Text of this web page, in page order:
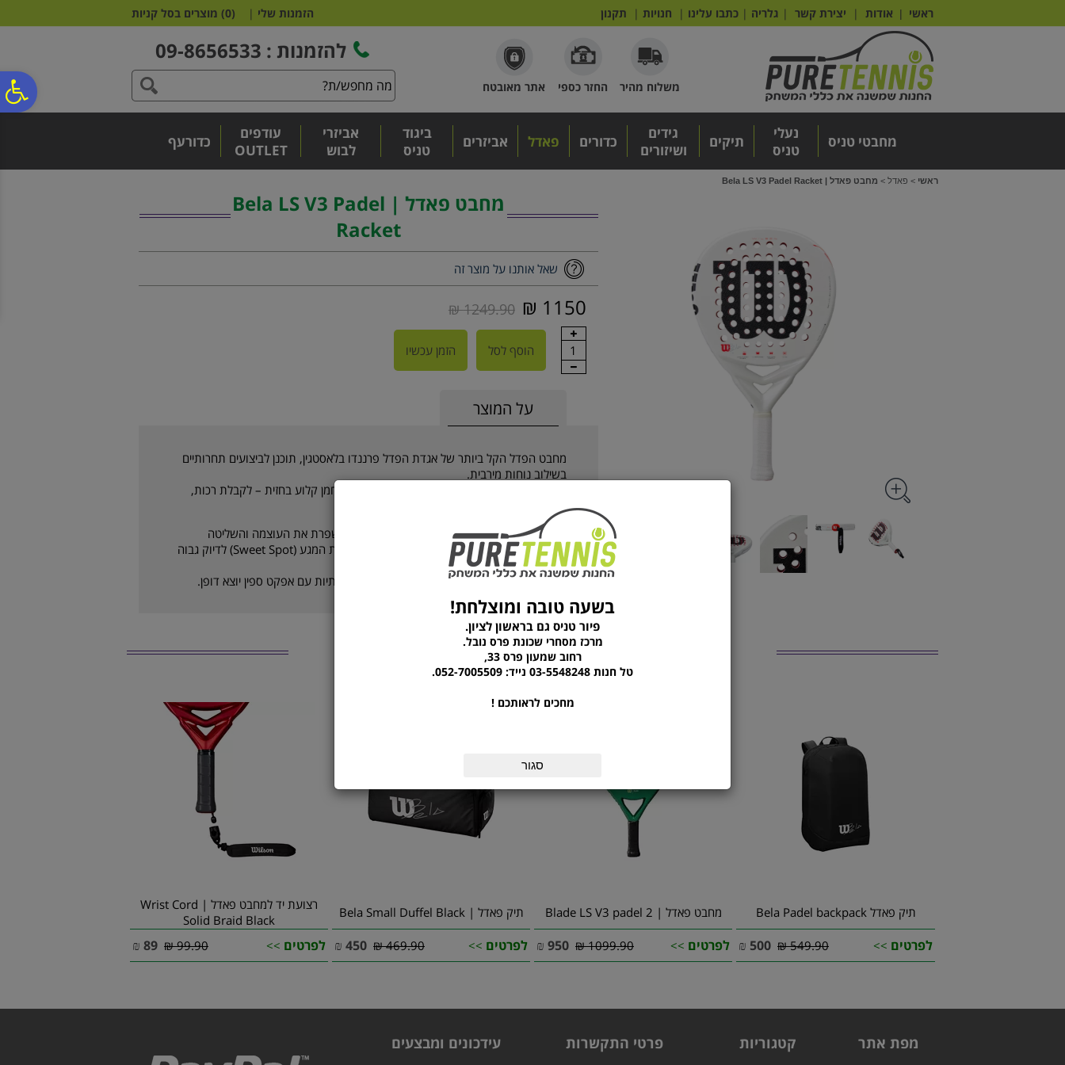
נגישות
אתר
המרכזי
ראשי | אודות | יצירת קשר | גלריה | כתבו עלינו | חנויות | תקנון הזמנות שלי |
(
0
) מוצרים בסל קניות
משלוח מהיר החזר כספי אתר מאובטח
להזמנות : 09-8656533
מחבטי טניס
נעלי
טניס
תיקים
גידים
ושיזורים
כדורים פאדל אביזרים
ביגוד
טניס
אביזרי
לבוש
עודפים
OUTLET
כדורעף
ראשי > פאדל > מחבט פאדל | Bela LS V3 Padel Racket
מחבט פאדל | Bela LS V3 Padel
Racket
שאל אותנו על מוצר זה
1150 ₪
1249.90 ₪
1 הוסף לסל הזמן עכשיו
על המוצר
מחבט הפדל הקל ביותר של אגדת הפדל פרננדו בלאסטגין, תוכנן לביצועים תחרותיים
בשילוב נוחות מירבית.
ה-Bela LS V3 משלב ליבת קצף רכה עם שכבת פחמן קלוע בחזית – לקבלת רכות,
עוצמה ורכות בכל חבטה.
תבנית קידוח חדשנית עם טכנולוגיית DuoGrid משפרת את העוצמה והשליטה
באזורים שונים של ראש המחבט, ומרחיבה את נקודת המגע (Sweet Spot) לדיוק גבוה
יותר.
מרקם דו-שכבתי על שטח הפנים יוצר חבטות עוצמתיות עם אפקט ספין יוצא דופן.
מוצרים נוספים מהקטגוריה
תיק פאדל Bela Padel backpack
לפרטים >>
549.90 ₪
500
₪
מחבט פאדל | Blade LS V3 padel 2
לפרטים >>
1099.90 ₪
950
₪
תיק פאדל | Bela Small Duffel Black
לפרטים >>
469.90 ₪
450
₪
רצועת יד למחבט פאדל | Wrist Cord
Solid Braid Black
לפרטים >>
99.90 ₪
89
₪
מפת אתר קטגוריות פרטי התקשרות עידכונים ומבצעים
בשעה טובה ומוצלחת!
פיור טניס גם בראשון לציון.
מרכז מסחרי שכונת פרס נובל.
רחוב שמעון פרס 33,
טל חנות 03-5548248 נייד: 052-7005509.
מחכים לראותכם !
סגור